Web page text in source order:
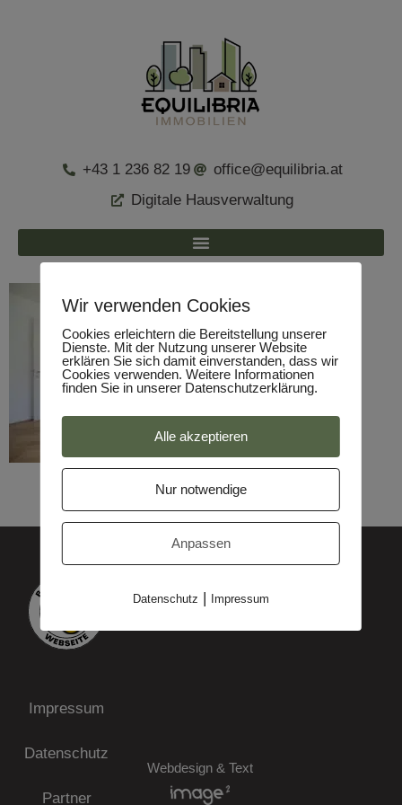
+43 1 236 82 19
office@equilibria.at
Digitale Hausverwaltung
Impressum
Datenschutz
Partner
Webdesign & Text
Wir verwenden Cookies
Cookies erleichtern die Bereitstellung unserer
Dienste. Mit der Nutzung unserer Website
erklären Sie sich damit einverstanden, dass wir
Cookies verwenden. Weitere Informationen
finden Sie in unserer Datenschutzerklärung.
Alle akzeptieren
Nur notwendige
Anpassen
Datenschutz | Impressum